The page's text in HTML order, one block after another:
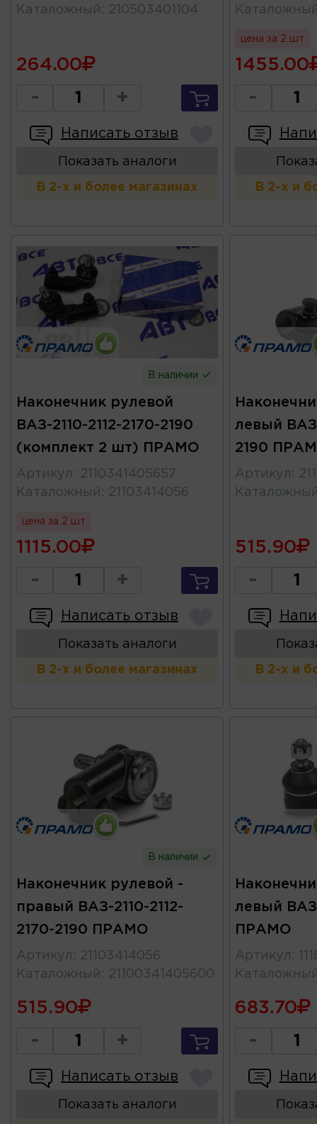
Каталожный : 210503401104
264.00
- +
Написать отзыв
Показать аналоги
В 2-х и более магазинах
цена за 2 шт
1455.00
-
В 2-х и
В наличии
Наконечник рулевой
ВАЗ-2110-2112-2170-2190
(комплект 2 шт) ПРАМО
Артикул : 2110341405657
Каталожный : 21103414056
цена за 2 шт
1115.00
- +
Написать отзыв
Показать аналоги
В 2-х и более магазинах
левый ВАЗ-
2190
Артикул :
515.90
-
В 2-х и
В наличии
Наконечник рулевой -
правый ВАЗ-2110-2112-
2170-2190 ПРАМО
Артикул : 21103414056
Каталожный : 21100341405600
515.90
- +
Написать отзыв
Показать аналоги
левый ВАЗ-
ПРАМО
Артикул :
683.70
-